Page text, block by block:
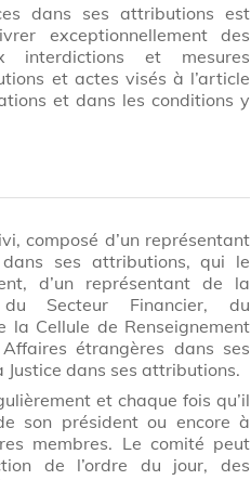
dans ses attributions est
exceptionnellement des
interdictions et mesures
et actes visés à l’article
et dans les conditions y
composé d’un représentant
ses attributions, qui le
d’un représentant de la
Secteur Financier, du
la Cellule de Renseignement
étrangères dans ses
dans ses attributions.
et chaque fois qu’il
son président ou encore à
membres. Le comité peut
de l’ordre du jour, des